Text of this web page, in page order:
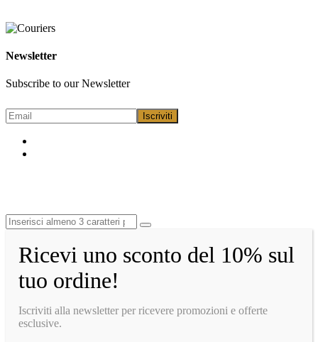
Newsletter
Subscribe to our Newsletter
Ricevi uno sconto del 10% sul
tuo ordine!
Iscriviti alla newsletter per ricevere promozioni e offerte
esclusive.